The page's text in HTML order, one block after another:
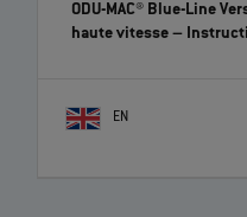
ODU-MAC® Blue-Line
haute vitesse–
EN